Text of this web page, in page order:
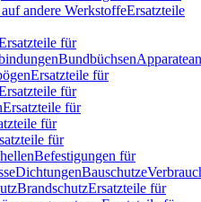
andere WerkstoffeErsatzteile
für
Bundbüchsen
Ersatzteile für
für
Ersatzteile für
für
für
Befestigungen für
DichtungenBauschutze
BrandschutzErsatzteile für